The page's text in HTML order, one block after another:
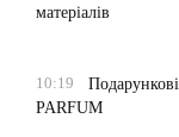
матеріалів
10:19
PARFUM